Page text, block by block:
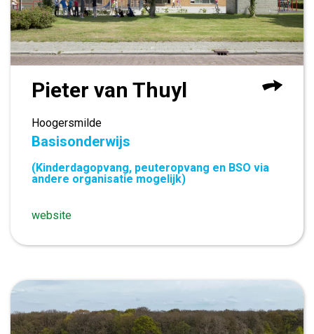
Pieter van Thuyl
Hoogersmilde
Basisonderwijs
(Kinderdagopvang, peuteropvang en BSO via
andere organisatie mogelijk)
website